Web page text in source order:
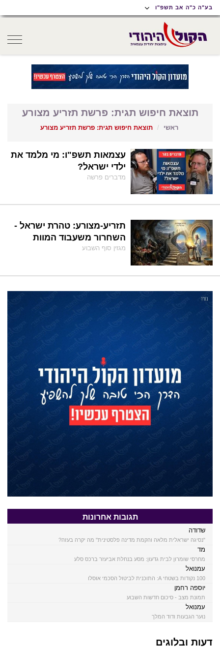
תפריט
נגישות
תפריט
ראשי
תוכן
ראשי
בע"ה כ"ה אב תשפ"ו
תוצאת חיפוש תגית: פרשת תזריע מצורע
ראשי תוצאת חיפוש תגית: פרשת תזריע מצורע
עצמאות תשפ"ו: מי מלמד את
ילדי ישראל?
מדברים פרשה
תזריע-מצורע: טהרת ישראל -
השחרור משעבוד המוות
מגזין סוף השבוע
תגובות אחרונות
שדודה
"נסיגה ישראלית מלאה והקמת מדינה פלסטינית" מה יקרה בעזה?
מד
מחרסי שומרון לבית גדעון: מסע בנחלת אביעזר ברכס סלע
עמנואל
100 נקודות בשטחי A: התוכנית לביטול הסכמי אוסלו
יוספה רחמן
תמונת מצב - סיכום חדשות השבוע
עמנואל
נוער הגבעות ודוד המלך
דעות ובלוגים